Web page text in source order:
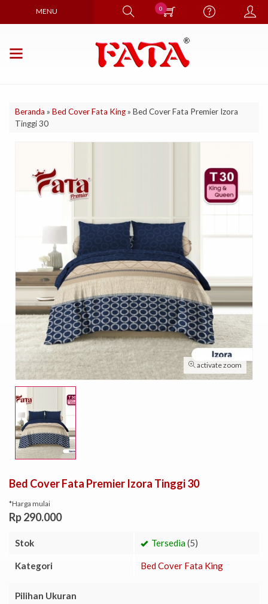
MENU 0
Beranda » Bed Cover Fata King» Bed Cover Fata Premier Izora
Tinggi 30
activate zoom
Bed Cover Fata Premier Izora Tinggi 30
*Harga mulai
Rp 290.000
Stok Tersedia(5)
Kategori Bed Cover Fata King
Pilihan Ukuran